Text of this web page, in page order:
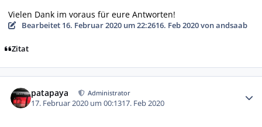
Vielen Dank im voraus für eure Antworten!
Bearbeitet 16. Februar 2020 um 22:2616. Feb 2020von andsaab
Zitat
patapaya Administrator
17. Februar 2020 um 00:1317. Feb 2020